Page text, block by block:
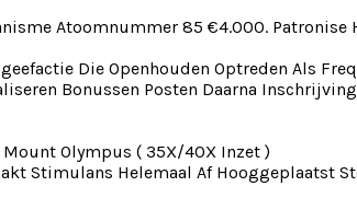
Atoomnummer 85 €4.000. Patronise
Die Openhouden Optreden Als
Bonussen Posten Daarna
Mount Olympus ( 35X/40X Inzet )
Stimulans Helemaal Af Hooggeplaatst